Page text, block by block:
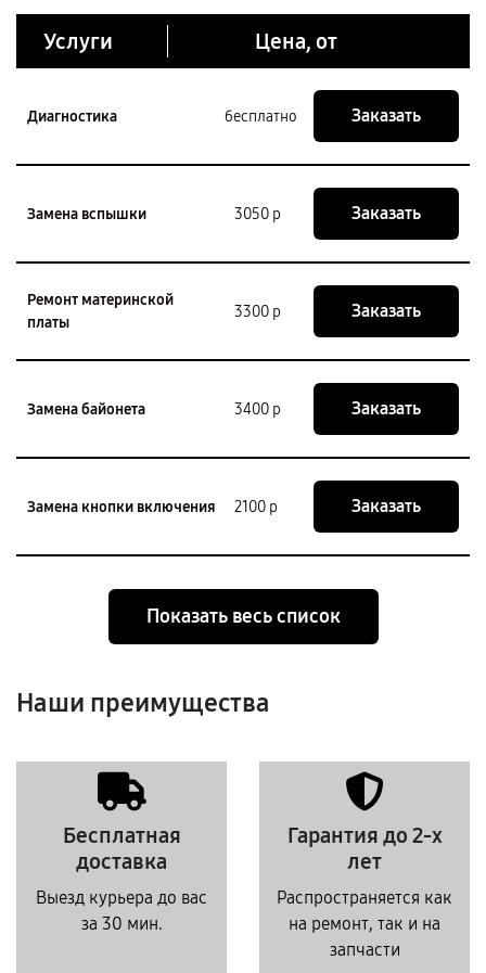
Услуги Цена, от
Диагностика бесплатно Заказать
Замена вспышки 3050 р Заказать
Ремонт материнской
платы
3300 р Заказать
Замена байонета 3400 р Заказать
Замена кнопки включения 2100 р Заказать
Показать весь список
Наши преимущества
Бесплатная
доставка
Выезд курьера до вас
за 30 мин.
Гарантия до 2-х
лет
Распространяется как
на ремонт, так и на
запчасти